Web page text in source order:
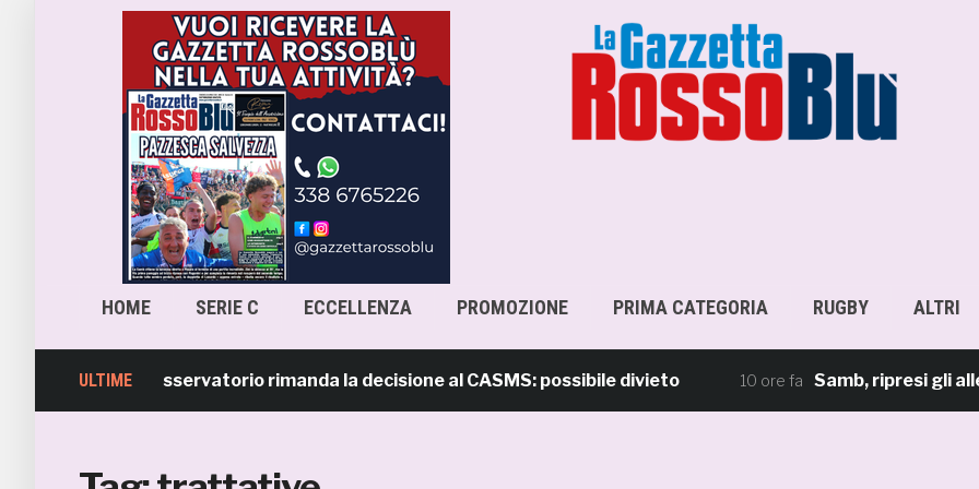
HOME SERIE C ECCELLENZA PROMOZIONE PRIMA CATEGORIA RUGBY ALTRI
ULTIME
Samb, l’Osservatorio rimanda la decisione al CASMS: possibile divieto 10 ore fa Samb, ripresi gli